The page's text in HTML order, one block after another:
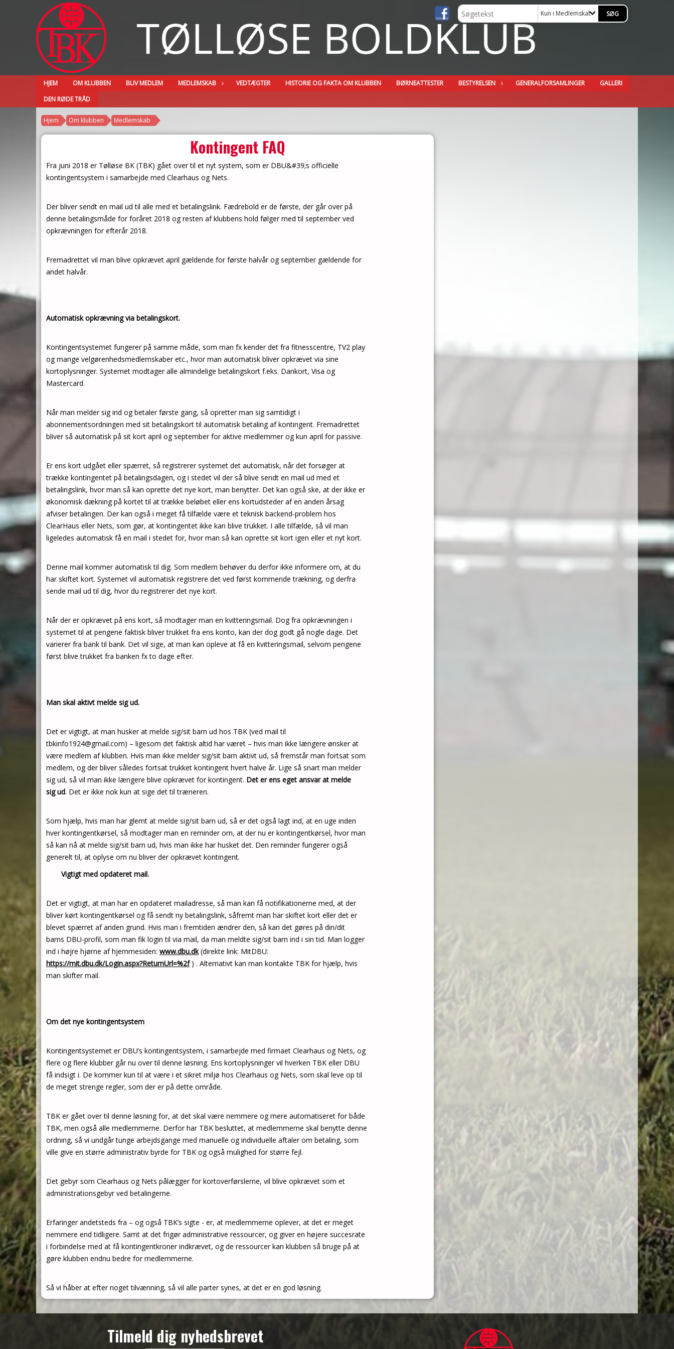
Kun i Medlemskab
HJEM OM KLUBBEN BLIV MEDLEM MEDLEMSKAB VEDTÆGTER HISTORIE OG FAKTA OM KLUBBEN BØRNEATTESTER BESTYRELSEN GENERALFORSAMLINGER
GALLERI
DEN RØDE TRÅD
Hjem Om klubben Medlemskab
Kontingent FAQ
Fra juni 2018 er Tølløse BK (TBK) gået over til et nyt system, som er DBU&#39;s officielle
kontingentsystem i samarbejde med Clearhaus og Nets.
Der bliver sendt en mail ud til alle med et betalingslink. Fædrebold er de første, der går over på
denne betalingsmåde for foråret 2018 og resten af klubbens hold følger med til september ved
opkrævningen for efterår 2018.
Fremadrettet vil man blive opkrævet april gældende for første halvår og september gældende for
andet halvår.
Automatisk opkrævning via betalingskort.
Kontingentsystemet fungerer på samme måde, som man fx kender det fra fitnesscentre, TV2 play
og mange velgørenhedsmedlemskaber etc., hvor man automatisk bliver opkrævet via sine
kortoplysninger. Systemet modtager alle almindelige betalingskort f.eks. Dankort, Visa og
Mastercard.
Når man melder sig ind og betaler første gang, så opretter man sig samtidigt i
abonnementsordningen med sit betalingskort til automatisk betaling af kontingent. Fremadrettet
bliver så automatisk på sit kort april og september for aktive medlemmer og kun april for passive.
Er ens kort udgået eller spærret, så registrerer systemet det automatisk, når det forsøger at
trække kontingentet på betalingsdagen, og i stedet vil der så blive sendt en mail ud med et
betalingslink, hvor man så kan oprette det nye kort, man benytter. Det kan også ske, at der ikke er
økonomisk dækning på kortet til at trække beløbet eller ens kortudsteder af en anden årsag
afviser betalingen. Der kan også i meget få tilfælde være et teknisk backend-problem hos
ClearHaus eller Nets, som gør, at kontingentet ikke kan blive trukket. I alle tilfælde, så vil man
ligeledes automatisk få en mail i stedet for, hvor man så kan oprette sit kort igen eller et nyt kort.
Denne mail kommer automatisk til dig. Som medlem behøver du derfor ikke informere om, at du
har skiftet kort. Systemet vil automatisk registrere det ved først kommende trækning, og derfra
sende mail ud til dig, hvor du registrerer det nye kort.
Når der er opkrævet på ens kort, så modtager man en kvitteringsmail. Dog fra opkrævningen i
systemet til at pengene faktisk bliver trukket fra ens konto, kan der dog godt gå nogle dage. Det
varierer fra bank til bank. Det vil sige, at man kan opleve at få en kvitteringsmail, selvom pengene
først blive trukket fra banken fx to dage efter.
Man skal aktivt melde sig ud.
Det er vigtigt, at man husker at melde sig/sit barn ud hos TBK (ved mail til
tbkinfo1924@gmail.com) – ligesom det faktisk altid har været – hvis man ikke længere ønsker at
være medlem af klubben. Hvis man ikke melder sig/sit barn aktivt ud, så fremstår man fortsat som
medlem, og der bliver således fortsat trukket kontingent hvert halve år. Lige så snart man melder
sig ud, så vil man ikke længere blive opkrævet for kontingent. Det er ens eget ansvar at melde
sig ud. Det er ikke nok kun at sige det til træneren.
Som hjælp, hvis man har glemt at melde sig/sit barn ud, så er det også lagt ind, at en uge inden
hver kontingentkørsel, så modtager man en reminder om, at der nu er kontingentkørsel, hvor man
så kan nå at melde sig/sit barn ud, hvis man ikke har husket det. Den reminder fungerer også
generelt til, at oplyse om nu bliver der opkrævet kontingent.
Vigtigt med opdateret mail.
Det er vigtigt, at man har en opdateret mailadresse, så man kan få notifikationerne med, at der
bliver kørt kontingentkørsel og få sendt ny betalingslink, såfremt man har skiftet kort eller det er
blevet spærret af anden grund. Hvis man i fremtiden ændrer den, så kan det gøres på din/dit
barns DBU-profil, som man fik login til via mail, da man meldte sig/sit barn ind i sin tid. Man logger
ind i højre hjørne af hjemmesiden: www.dbu.dk(direkte link: MitDBU:
https://mit.dbu.dk/Login.aspx?ReturnUrl=%2f) . Alternativt kan man kontakte TBK for hjælp, hvis
man skifter mail.
Om det nye kontingentsystem
Kontingentsystemet er DBU’s kontingentsystem, i samarbejde med firmaet Clearhaus og Nets, og
flere og flere klubber går nu over til denne løsning. Ens kortoplysninger vil hverken TBK eller DBU
få indsigt i. De kommer kun til at være i et sikret miljø hos Clearhaus og Nets, som skal leve op til
de meget strenge regler, som der er på dette område.
TBK er gået over til denne løsning for, at det skal være nemmere og mere automatiseret for både
TBK, men også alle medlemmerne. Derfor har TBK besluttet, at medlemmerne skal benytte denne
ordning, så vi undgår tunge arbejdsgange med manuelle og individuelle aftaler om betaling, som
ville give en større administrativ byrde for TBK og også mulighed for større fejl.
Det gebyr som Clearhaus og Nets pålægger for kortoverførslerne, vil blive opkrævet som et
administrationsgebyr ved betalingerne.
Erfaringer andetsteds fra – og også TBK’s sigte - er, at medlemmerne oplever, at det er meget
nemmere end tidligere. Samt at det frigør administrative ressourcer, og giver en højere succesrate
i forbindelse med at få kontingentkroner indkrævet, og de ressourcer kan klubben så bruge på at
gøre klubben endnu bedre for medlemmerne.
Så vi håber at efter noget tilvænning, så vil alle parter synes, at det er en god løsning.
Tilmeld dig nyhedsbrevet